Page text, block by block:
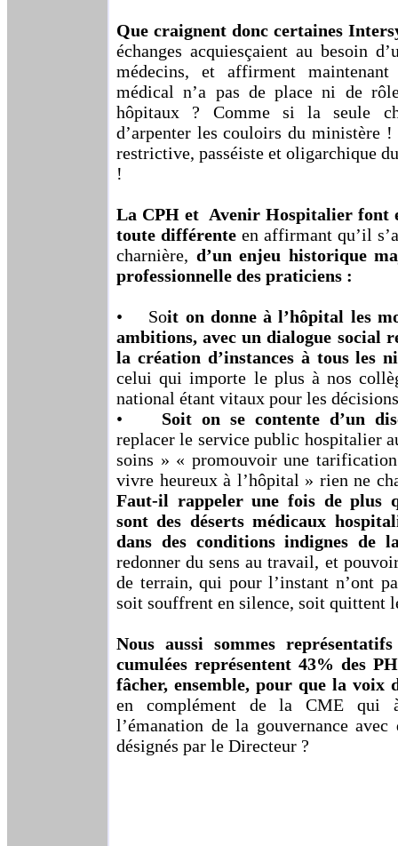
Que craignent donc certaines
échanges acquiesçaient au besoin
médecins, et affirment
médical n’a pas de place ni de
hôpitaux ? Comme si la seule
d’arpenter les couloirs du ministère
restrictive, passéiste et oligarchique
!
La CPH et Avenir Hospitalier font
toute différente en affirmant qu’il
charnière, d’un enjeu historique
professionnelle des praticiens :
• Soit on donne à l’hôpital les
ambitions, avec un dialogue social
la création d’instances à tous les
celui qui importe le plus à nos
national étant vitaux pour les
• Soit on se contente d’un
replacer le service public hospitalier
soins » « promouvoir une
vivre heureux à l’hôpital » rien ne
Faut-il rappeler une fois de plus
sont des déserts médicaux
dans des conditions indignes de
redonner du sens au travail, et
de terrain, qui pour l’instant n’ont
soit souffrent en silence, soit quittent
Nous aussi sommes
cumulées représentent 43% des
fâcher, ensemble, pour que la voix
en complément de la CME qui
l’émanation de la gouvernance
désignés par le Directeur ?